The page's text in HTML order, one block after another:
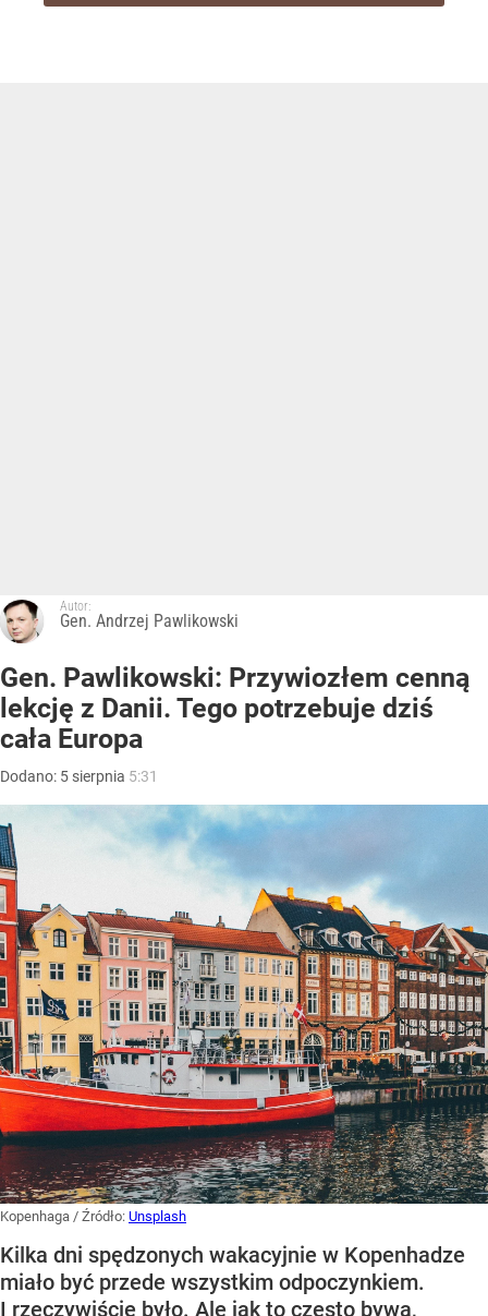
Autor:
Gen. Andrzej Pawlikowski
Gen. Pawlikowski: Przywiozłem cenną
lekcję z Danii. Tego potrzebuje dziś
cała Europa
Dodano: 5 sierpnia 5:31
Kopenhaga / Źródło: Unsplash
Kilka dni spędzonych wakacyjnie w Kopenhadze
miało być przede wszystkim odpoczynkiem.
I rzeczywiście było. Ale jak to często bywa,